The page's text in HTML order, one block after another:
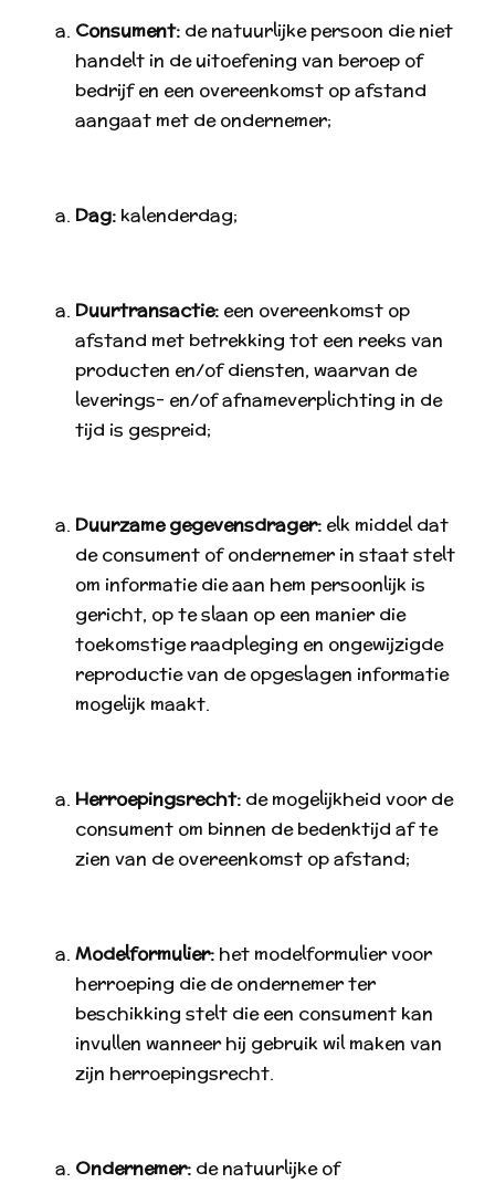
Consument: de natuurlijke persoon die niet
handelt in de uitoefening van beroep of
bedrijf en een overeenkomst op afstand
aangaat met de ondernemer;
Dag: kalenderdag;
Duurtransactie: een overeenkomst op
afstand met betrekking tot een reeks van
producten en/of diensten, waarvan de
leverings- en/of afnameverplichting in de
tijd is gespreid;
Duurzame gegevensdrager: elk middel dat
de consument of ondernemer in staat stelt
om informatie die aan hem persoonlijk is
gericht, op te slaan op een manier die
toekomstige raadpleging en ongewijzigde
reproductie van de opgeslagen informatie
mogelijk maakt.
Herroepingsrecht: de mogelijkheid voor de
consument om binnen de bedenktijd af te
zien van de overeenkomst op afstand;
Modelformulier: het modelformulier voor
herroeping die de ondernemer ter
beschikking stelt die een consument kan
invullen wanneer hij gebruik wil maken van
zijn herroepingsrecht.
Ondernemer: de natuurlijke of